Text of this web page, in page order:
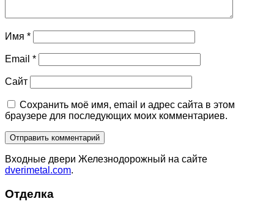
Имя *
Email *
Сайт
Сохранить моё имя, email и адрес сайта в этом
браузере для последующих моих комментариев.
Входные двери Железнодорожный на сайте
dverimetal.com.
Отделка